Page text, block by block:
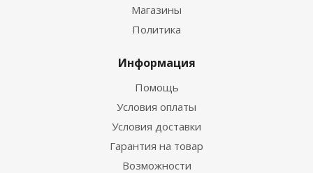
Магазины
Политика
Информация
Помощь
Условия оплаты
Условия доставки
Гарантия на товар
Возможности